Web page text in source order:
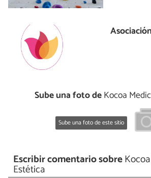
Sube una foto deKocoa
Sube una foto de este sitio
Escribir comentario sobre
Estética